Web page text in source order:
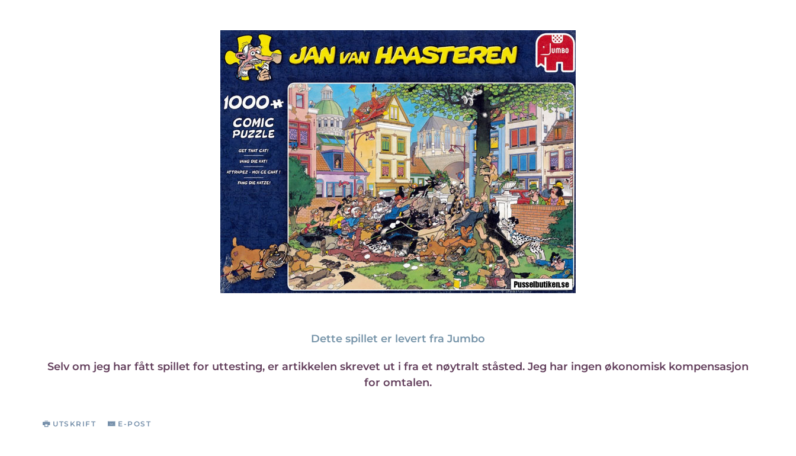
Dette spillet er levert fra Jumbo
Selv om jeg har fått spillet for uttesting, er artikkelen skrevet ut i fra et nøytralt ståsted. Jeg har ingen økonomisk kompensasjon
for omtalen.
UTSKRIFT E-POST